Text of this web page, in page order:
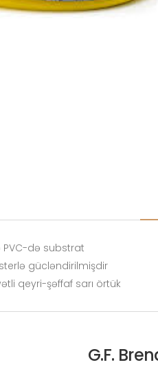
PVC-də substrat
gücləndirilmişdir
qeyri-şəffaf sarı örtük
G.F.